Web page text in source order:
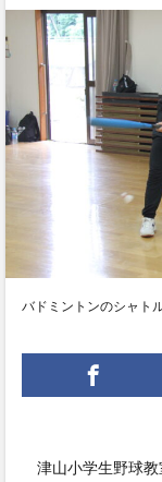
バドミントンのシャト
津山小学生野球教